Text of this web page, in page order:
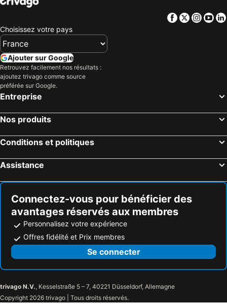
Facebook
Twitter
Choisissez votre pays
Ajouter sur Google
Retrouvez facilement nos résultats :
ajoutez trivago comme source
préférée sur Google.
Entreprise
Nos produits
Conditions et politiques
Assistance
Connectez-vous pour bénéficier des
avantages réservés aux membres
Personnalisez votre expérience
Offres fidélité et Prix membres
Se connecter
trivago N.V., Kesselstraße 5 – 7, 40221 Düsseldorf, Allemagne
Copyright 2026 trivago | Tous droits réservés.